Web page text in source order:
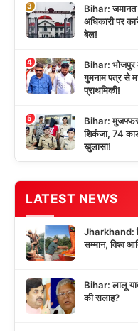
3
Bihar: जमानत
अधिकारी पर
बेल!
4
Bihar: भोजपुर
गुमनाम पत्र से
प्राथमिकी!
5
Bihar:
शिकंजा, 74
खुलासा!
LATEST NEWS
Jharkhand:
सम्मान, विश्व
Bihar: लालू
की सलाह?